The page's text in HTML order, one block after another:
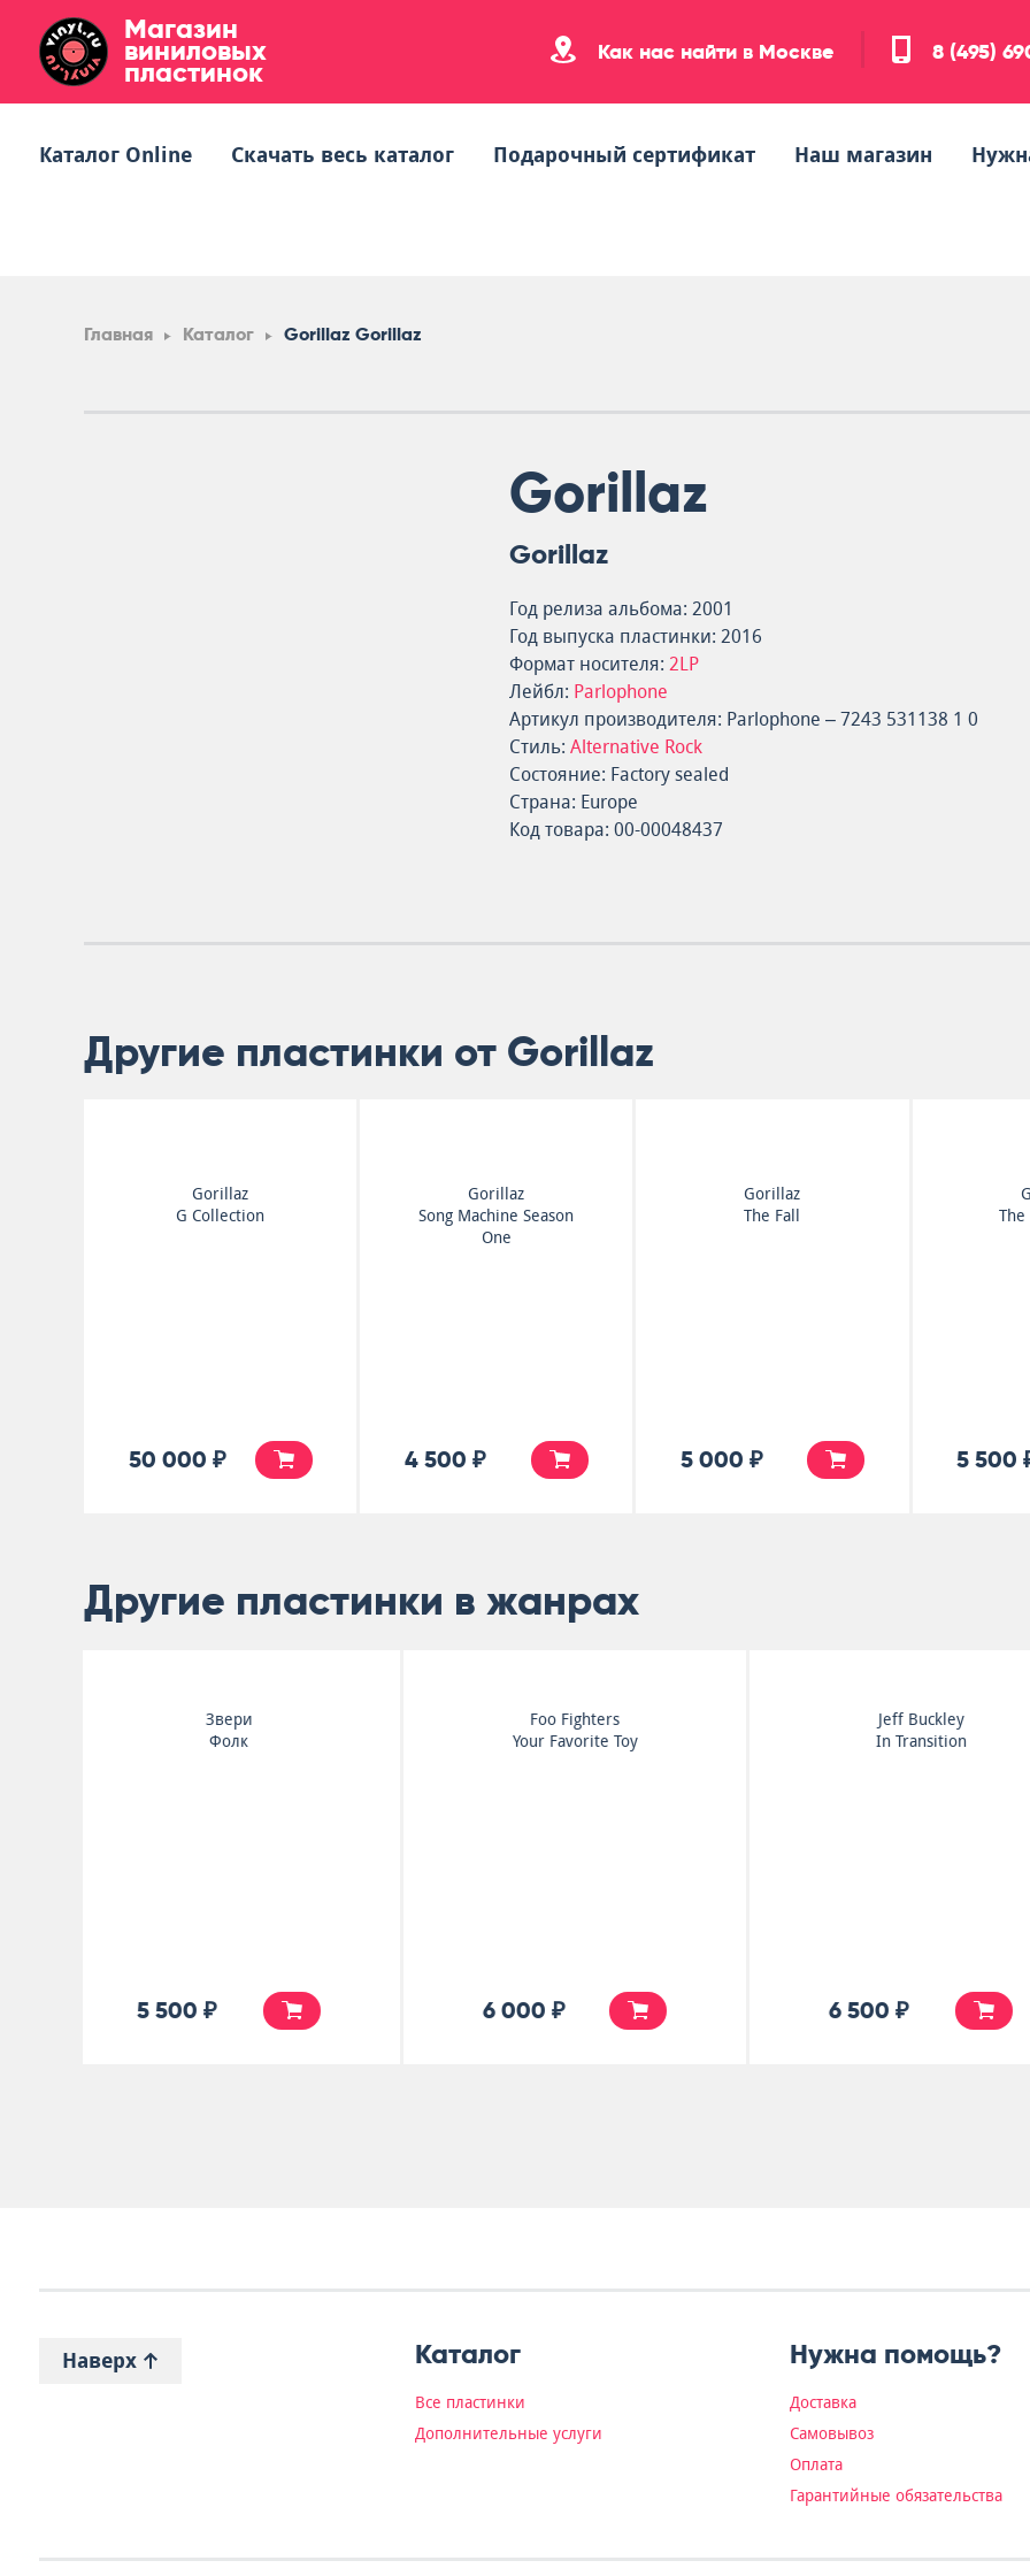
Магазин
виниловых
пластинок
Как нас найти в Москве 8 (495)
Каталог Online Скачать весь каталог Подарочный сертификат Наш магазин
Главная Каталог Gorillaz Gorillaz
Gorillaz
Gorillaz
Год релиза альбома: 2001
Год выпуска пластинки: 2016
Формат носителя: 2LP
Лейбл: Parlophone
Артикул производителя: Parlophone – 7243 531138 1 0
Стиль: Alternative Rock
Состояние: Factory sealed
Страна: Europe
Код товара: 00-00048437
Другие пластинки от Gorillaz
Gorillaz
G Collection
50 000 ₽
Gorillaz
Song Machine Season
One
4 500 ₽
Gorillaz
The Fall
5 000 ₽
The
5 500
Другие пластинки в жанрах
Jeff Buckley
In Transition
6 500 ₽
Звери
РайоныКварталы
6 500 ₽
Mazzy Star
She Hangs Brightly
6 500 ₽
Наверх Каталог
Все пластинки
Дополнительные услуги
Нужна помощь?
Доставка
Самовывоз
Оплата
Гарантийные обязательства